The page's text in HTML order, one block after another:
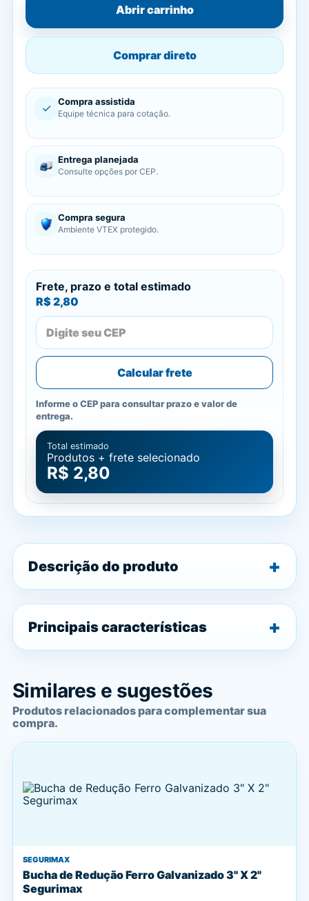
Abrir carrinho
Comprar direto
✓ Compra assistida
Equipe técnica para cotação.
Entrega planejada
Consulte opções por CEP.
Compra segura
Ambiente VTEX protegido.
Frete, prazo e total estimado
R$ 2,80
Calcular frete
Informe o CEP para consultar prazo e valor de
entrega.
Total estimado
Produtos + frete selecionado
R$ 2,80
Descrição do produto
Principais características
Similares e sugestões
Produtos relacionados para complementar sua
compra.
SEGURIMAX
Bucha de Redução Ferro Galvanizado 3" X 2"
Segurimax